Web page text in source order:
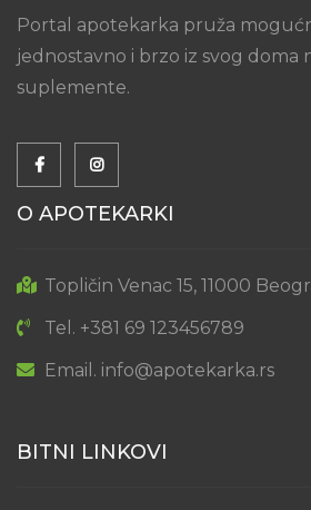
Portal apotekarka pruža
jednostavno i brzo iz svog doma
suplemente.
O APOTEKARKI
Topličin Venac 15, 11000
Tel. +381 69 123456789
Email. info@apotekarka.rs
BITNI LINKOVI